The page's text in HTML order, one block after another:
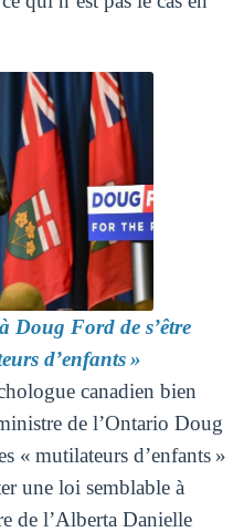
Doug Ford de s’être
d’enfants »
canadien bien
de l’Ontario Doug
« mutilateurs d’enfants »
une loi semblable à
de l’Alberta Danielle